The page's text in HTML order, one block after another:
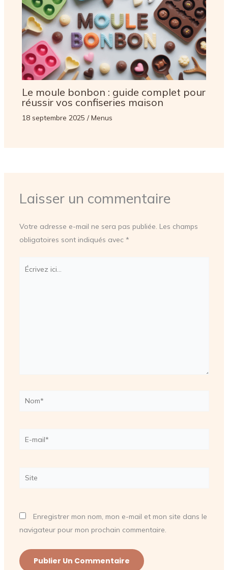
Le moule bonbon : guide complet pour
réussir vos confiseries maison
18 septembre 2025 /Menus
Laisser un commentaire
Votre adresse e-mail ne sera pas publiée. Les champs
obligatoires sont indiqués avec *
Écrivez
Nom*
E-
Site
Enregistrer mon nom, mon e-mail et mon site dans le
navigateur pour mon prochain commentaire.